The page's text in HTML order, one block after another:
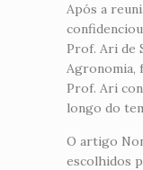
Após a
Prof. Ari de
Agronomia,
Prof. Ari
longo do
O artigo
escolhidos